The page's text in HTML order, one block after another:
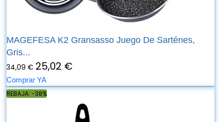
MAGEFESA K2 Gransasso Juego De Sarténes,
Gris...
34,09 € 25,02 €
Comprar YA
REBAJA: -38%